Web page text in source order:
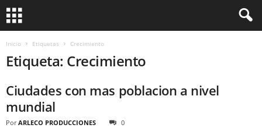
Inicio Etiquetas Crecimiento
Etiqueta: Crecimiento
Ciudades con mas poblacion a nivel
mundial
Por ARLECO PRODUCCIONES 0